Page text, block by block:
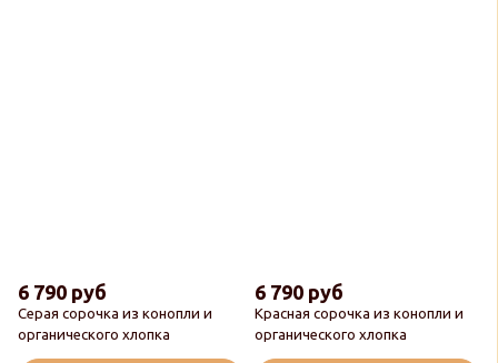
Серая сорочка из конопли и
органического хлопка
6 790 руб
Красная сорочка из конопли и
органического хлопка
6 790 руб